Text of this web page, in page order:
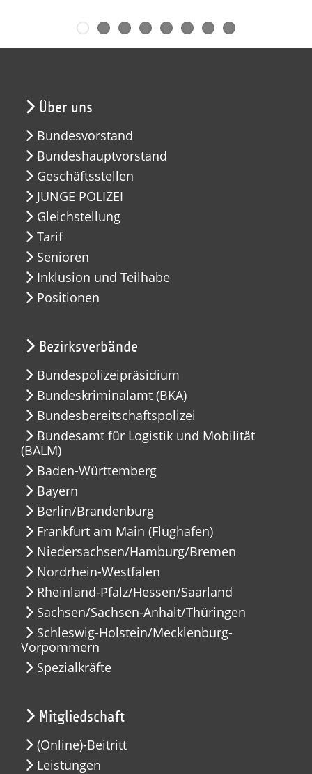
Über uns
Bundesvorstand
Bundeshauptvorstand
Geschäftsstellen
JUNGE POLIZEI
Gleichstellung
Tarif
Senioren
Inklusion und Teilhabe
Positionen
Bezirksverbände
Bundespolizeipräsidium
Bundeskriminalamt (BKA)
Bundesbereitschaftspolizei
Bundesamt für Logistik und Mobilität
(BALM)
Baden-Württemberg
Bayern
Berlin/Brandenburg
Frankfurt am Main (Flughafen)
Niedersachsen/Hamburg/Bremen
Nordrhein-Westfalen
Rheinland-Pfalz/Hessen/Saarland
Sachsen/Sachsen-Anhalt/Thüringen
Schleswig-Holstein/Mecklenburg-
Vorpommern
Spezialkräfte
Mitgliedschaft
(Online)-Beitritt
Leistungen